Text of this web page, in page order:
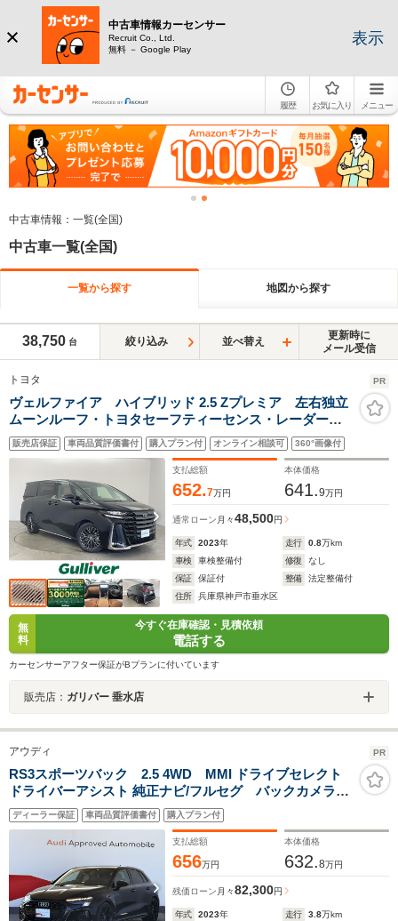
中古車情報カーセンサー
Recruit Co., Ltd.
無料 － Google Play
表示
履歴 お気に入り メニュー
中古車情報：一覧(全国)
中古車一覧(全国)
一覧から探す 地図から探す
38,750 台 絞り込み 並べ替え
更新時に
メール受信
トヨタ PR
ヴェルファイア ハイブリッド 2.5 Zプレミア 左右独立
ムーンルーフ・トヨタセーフティーセンス・レーダーク
ルーズコントロール・ブラインドスポットモニター・純
正14インチナビ・全方位カメラ・両側パワースライドド
ア・パワーバックドア・ユニバーサルステップ
販売店保証 車両品質評価書付 購入プラン付 オンライン相談可 360°画像付
支払総額
652.7万円
本体価格
641.9万円
通常ローン 月々48,500円
年式 2023年 走行 0.8万km
車検
車検整備付 修復
なし
保証
保証付 整備
法定整備付
住所
兵庫県神戸市垂水区
無
料
今すぐ在庫確認・見積依頼
電話する
カーセンサーアフター保証がBプランに付いています
販売店： ガリバー 垂水店
アウディ PR
RS3スポーツバック 2.5 4WD MMI ドライブセレクト
ドライバーアシスト 純正ナビ/フルセグ バックカメラ
純正アルミ ETC スマートキー
ディーラー保証 車両品質評価書付 購入プラン付
支払総額
656万円
本体価格
632.8万円
残価ローン 月々82,300円
年式 2023年 走行 3.8万km